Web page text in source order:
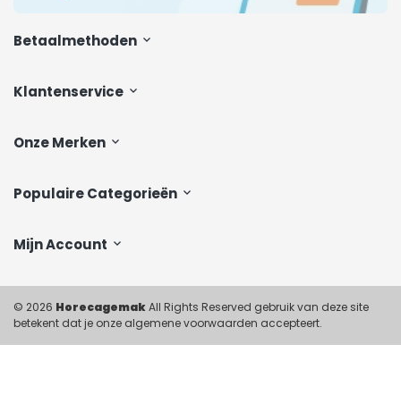
Klantenservice
Onze Merken
Populaire Categorieën
Mijn Account
Betaalmethoden
© 2026 HorecagemakAll Rights Reserved gebruik van deze site
betekent dat je onze algemene voorwaarden accepteert.